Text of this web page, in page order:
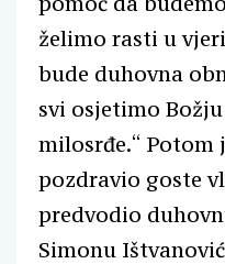
želimo rasti u
bude duhovna
svi osjetimo
milosrđe.“ Potom
pozdravio goste
predvodio
Simonu